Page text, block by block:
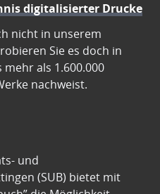
digitalisierter Drucke
nicht in unserem
Sie es doch in
als 1.600.000
nachweist.
und
(SUB) bietet mit